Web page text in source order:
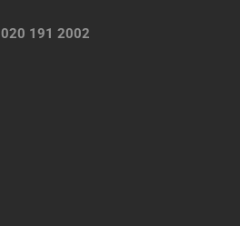
020 191 2002